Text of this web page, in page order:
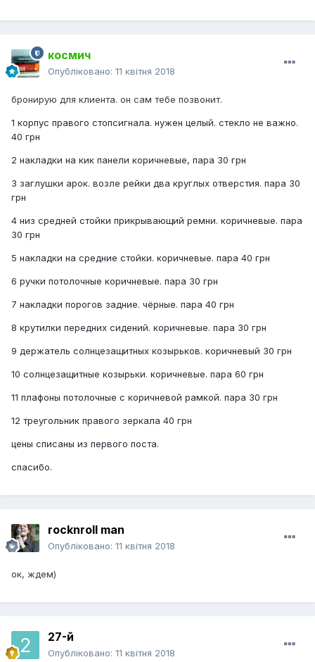
космич
Опубліковано: 11 квітня 2018
бронирую для клиента. он сам тебе позвонит.
1 корпус правого стопсигнала. нужен целый. стекло не важно.
40 грн
2 накладки на кик панели коричневые, пара 30 грн
3 заглушки арок. возле рейки два круглых отверстия. пара 30
грн
4 низ средней стойки прикрывающий ремни. коричневые. пара
30 грн
5 накладки на средние стойки. коричневые. пара 40 грн
6 ручки потолочные коричневые. пара 30 грн
7 накладки порогов задние. чёрные. пара 40 грн
8 крутилки передних сидений. коричневые. пара 30 грн
9 держатель солнцезащитных козырьков. коричневый 30 грн
10 солнцезащитные козырьки. коричневые. пара 60 грн
11 плафоны потолочные с коричневой рамкой. пара 30 грн
12 треугольник правого зеркала 40 грн
цены списаны из первого поста.
спасибо.
rocknroll man
Опубліковано: 11 квітня 2018
ок, ждем)
27-й
Опубліковано: 11 квітня 2018